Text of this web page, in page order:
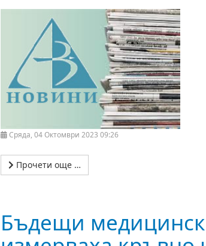
Сряда, 04 Октомври 2023 09:26
Прочети още …
Бъдещи